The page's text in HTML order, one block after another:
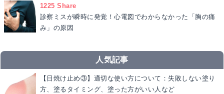
1225 Share
診察ミスが瞬時に発覚！心電図でわからなかった「胸の痛
み」の原因
人気記事
【日焼け止め③】適切な使い方について：失敗しない塗り
方、塗るタイミング、塗った方がいい人など